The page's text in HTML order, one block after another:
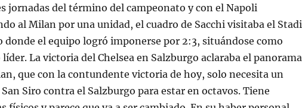
jornadas del término del campeonato y con el Napoli
al Milan por una unidad, el cuadro de Sacchi visitaba el
donde el equipo logró imponerse por 2:3, situándose como
La victoria del Chelsea en Salzburgo aclaraba el panorama
que con la contundente victoria de hoy, solo necesita un
Siro contra el Salzburgo para estar en octavos. Tiene